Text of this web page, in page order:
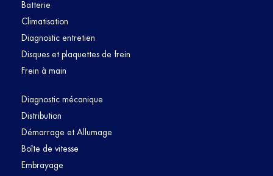
Batterie
Climatisation
Diagnostic entretien
Disques et plaquettes de frein
Frein à main
Diagnostic mécanique
Distribution
Démarrage et Allumage
Boîte de vitesse
Embrayage